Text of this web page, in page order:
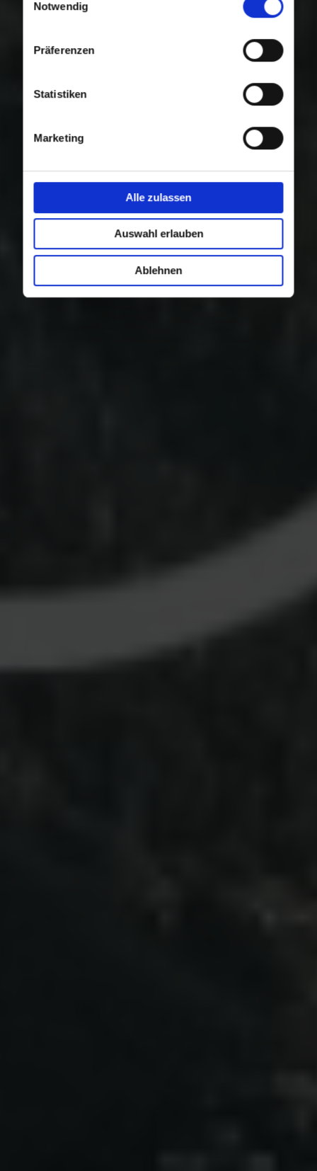
Nutzung der Dienste gesammelt haben.
Notwendig
Präferenzen
Statistiken
Marketing
Alle zulassen
Auswahl erlauben
Ablehnen